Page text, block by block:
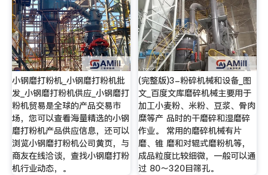
小钢磨打粉机_小钢磨打粉机批
发_小钢磨打粉机供应_小钢磨打
粉机贸易是全球的产品交易市
场，您可以查看海量精选的小钢
磨打粉机产品供应信息，还可以
浏览小钢磨打粉机公司黄页，与
商友在线洽谈，查找小钢磨打粉
机行业动态，。
(完整版)3-粉碎机械和设备_图
文_百度文库磨碎机械主要用于
加工小麦粉、米粉、豆浆、骨肉
糜等产 品时的干磨碎和湿磨碎
作业。 常用的磨碎机械有片
磨、锥 磨和对辊式磨粉机等，
成品粒度比较细微，一般可以通
过 80～320目筛孔。